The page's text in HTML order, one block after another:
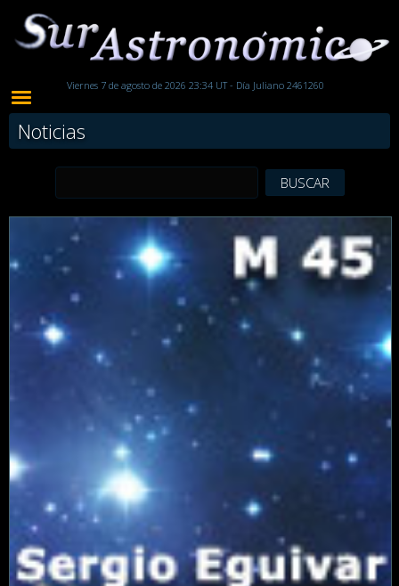
Viernes 7 de agosto de 2026 23:34 UT - Día Juliano 2461260
Noticias
BUSCAR